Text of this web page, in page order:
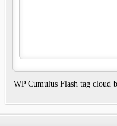
WP Cumulus Flash tag cloud